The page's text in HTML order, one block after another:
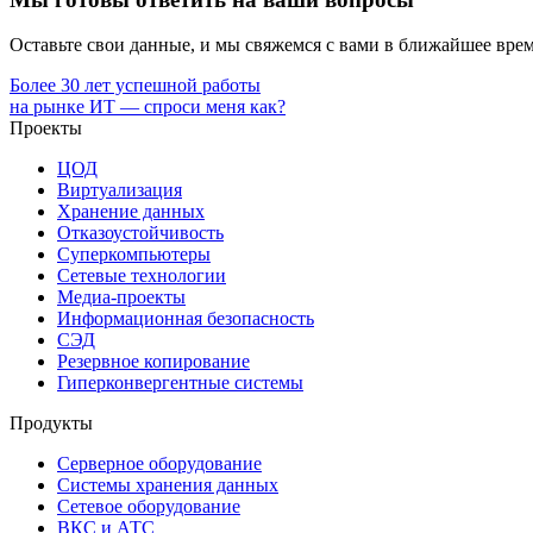
Оставьте свои данные, и мы свяжемся с вами в ближайшее
Более 30 лет успешной работы
на рынке ИТ — спроси меня как?
Проекты
ЦОД
Виртуализация
Хранение данных
Отказоустойчивость
Суперкомпьютеры
Сетевые технологии
Медиа-проекты
Информационная безопасность
СЭД
Резервное копирование
Гиперконвергентные системы
Продукты
Серверное оборудование
Системы хранения данных
Сетевое оборудование
ВКС и АТС